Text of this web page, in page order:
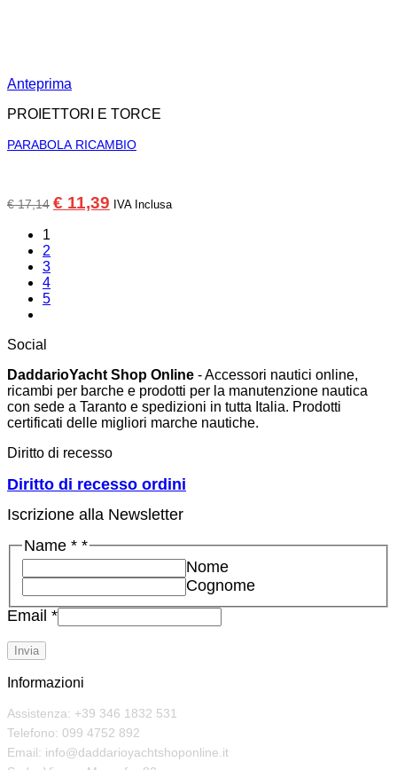
Anteprima
PROIETTORI E TORCE
PARABOLA RICAMBIO
€17,14 Il
prezzo
€ 11,39 IlIVA Inclusa
1
2
3
4
5
Social
DaddarioYacht Shop Online - Accessori nautici online,
ricambi per barche e prodotti per la manutenzione nautica
con sede a Taranto e spedizioni in tutta Italia. Prodotti
certificati delle migliori marche nautiche.
Diritto di recesso
Diritto di recesso ordini
Iscrizione alla Newsletter
Email
Name
Name **
Nome
Cognome
Email *
Invia
Informazioni
Assistenza: +39 346 1832 531
Telefono: 099 4752 892
Email: info@daddarioyachtshoponline.it